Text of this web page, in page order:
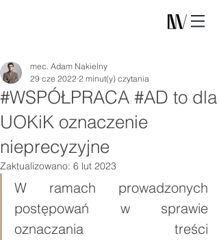
#WSPÓŁPRACA #AD to dla
UOKiK oznaczenie
nieprecyzyjne
mec. Adam Nakielny
29 cze 2022 2 minut(y) czytania
Zaktualizowano: 6 lut 2023
W ramach prowadzonych
postępowań w sprawie
oznaczania treści